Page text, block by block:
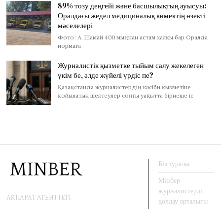
89% тозу деңгейі және басшылықтың ауысуы:
Оралдағы жедел медициналық көмектің өзекті
мәселелері
Фото: А. Шамай 400 мыңнан астам халқы бар Оралда
нормаға
Журналистік қызметке тыйым салу жекелеген
үкім бе, әлде жүйелі үрдіс пе?
Қазақстанда журналистердің кәсіби қызметіне
қойылатын шектеулер соңғы уақытта бірнеше іс
АҚПАРАТ АГЕНТТЕГІ
Біз туралы
Мінбер
журналистерді
қолдау орталығы